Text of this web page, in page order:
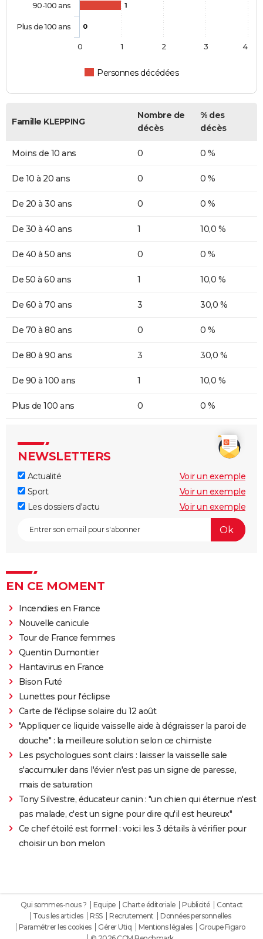
1
0
Personnes décédées
90-100 ans
Plus de 100 ans
0 1 2 3 4
Famille KLEPPING
Nombre de
décès
% des
décès
Moins de 10 ans 0 0 %
De 10 à 20 ans 0 0 %
De 20 à 30 ans 0 0 %
De 30 à 40 ans 1 10,0 %
De 40 à 50 ans 0 0 %
De 50 à 60 ans 1 10,0 %
De 60 à 70 ans 3 30,0 %
De 70 à 80 ans 0 0 %
De 80 à 90 ans 3 30,0 %
De 90 à 100 ans 1 10,0 %
Plus de 100 ans 0 0 %
NEWSLETTERS
Actualité
Voir un exemple
Sport
Voir un exemple
Les dossiers d'actu
Voir un exemple
EN CE MOMENT
Incendies en France
Nouvelle canicule
Tour de France femmes
Quentin Dumontier
Hantavirus en France
Bison Futé
Lunettes pour l'éclipse
Carte de l'éclipse solaire du 12 août
"Appliquer ce liquide vaisselle aide à dégraisser la paroi de
douche" : la meilleure solution selon ce chimiste
Les psychologues sont clairs : laisser la vaisselle sale
s'accumuler dans l'évier n'est pas un signe de paresse,
mais de saturation
Tony Silvestre, éducateur canin : "un chien qui éternue n'est
pas malade, c'est un signe pour dire qu'il est heureux"
Ce chef étoilé est formel : voici les 3 détails à vérifier pour
choisir un bon melon
Qui sommes-nous ? Equipe Charte éditoriale Publicité
Contact
Tous les articles
RSS Recrutement
Données personnelles
Paramétrer les cookies
Gérer Utiq Mentions légales
Groupe Figaro